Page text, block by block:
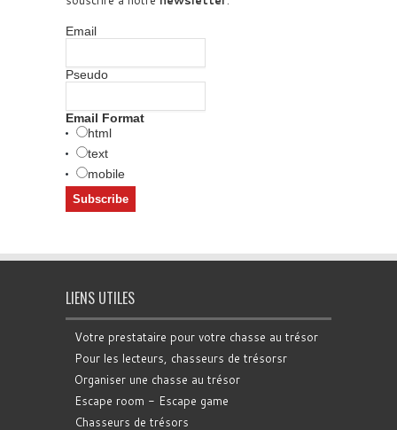
Email
Pseudo
Email Format
html
text
mobile
LIENS UTILES
Votre prestataire pour votre chasse au trésor
Pour les lecteurs, chasseurs de trésorsr
Organiser une chasse au trésor
Escape room - Escape game
Chasseurs de trésors